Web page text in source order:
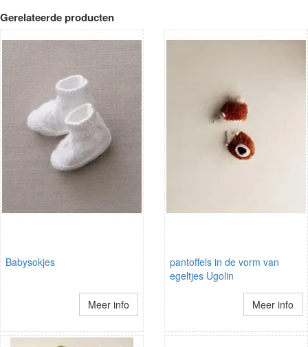
Gerelateerde producten
Babysokjes
Meer info
pantoffels in de vorm van
egeltjes Ugolin
Meer info